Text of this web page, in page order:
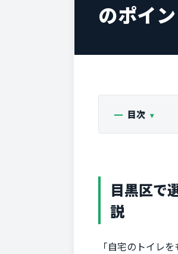
のポイ
目次
目黒区で
説
「自宅のトイレ